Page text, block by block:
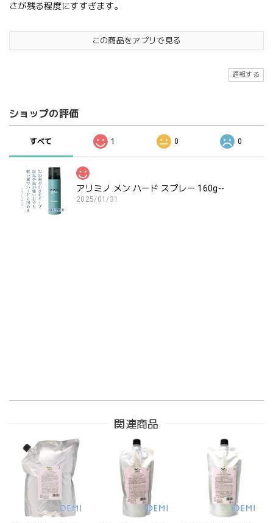
さが残る程度にすすぎます。
この商品をアプリで見る
通報する
ショップの評価
すべて 1 0 0
アリミノ メン ハード スプレー 160g--
2025/01/31
関連商品